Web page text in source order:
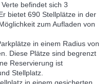
befindet sich 3
bietet 690 Stellplätze in der
zum Aufladen von
in einem Radius von
Diese Plätze sind begrenzt
Reservierung ist
Stellplatz.